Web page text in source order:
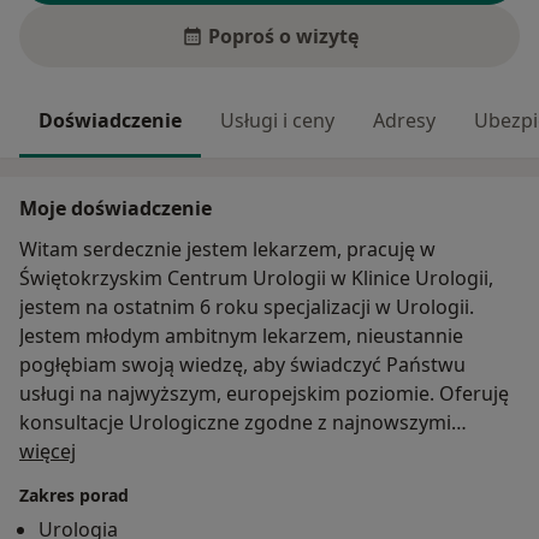
Poproś o wizytę
Doświadczenie Usługi i ceny Adresy
Moje doświadczenie
Witam serdecznie jestem lekarzem, pracuję w
Świętokrzyskim Centrum Urologii w Klinice Urologii,
jestem na ostatnim 6 roku specjalizacji w Urologii.
Jestem młodym ambitnym lekarzem, nieustannie
pogłębiam swoją wiedzę, aby świadczyć Państwu
usługi na najwyższym, europejskim poziomie. Oferuję
konsultacje Urologiczne zgodne z najnowszymi
wytycznymi i wiedzą, ambulatoryjnie drobne zabiegi
znamion, opracowanie ran, odleżyn). odtruwanie
więcej
Zakres porad
Urologia